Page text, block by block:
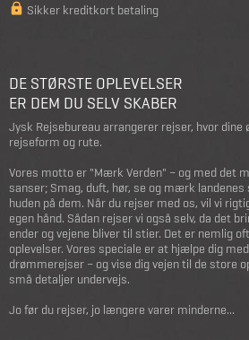
Sikker kreditkort betaling
DE STØRSTE OPLEVELSER
ER DEM DU SELV SKABER
Jysk Rejsebureau arrangerer rejser, hvor
rejseform og rute.
Vores motto er "Mærk Verden" – og med det
sanser; Smag, duft, hør, se og mærk
huden på dem. Når du rejser med os, vil vi
egen hånd. Sådan rejser vi også selv, da det
ender og vejene bliver til stier. Det er nemlig
oplevelser. Vores speciale er at hjælpe dig
drømmerejser – og vise dig vejen til de store
små detaljer undervejs.
Jo før du rejser, jo længere varer minderne...